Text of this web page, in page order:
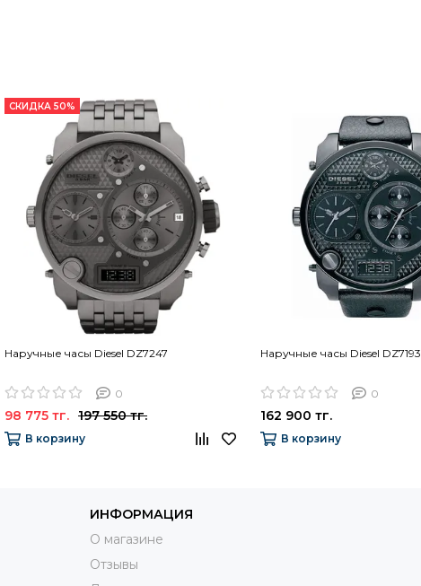
СКИДКА 50%
Наручные часы Diesel DZ7247
0
98 775 тг. 197 550 тг.
В корзину
Наручные часы Diesel DZ7193
0
162 900 тг.
В корзину
ИНФОРМАЦИЯ
О магазине
Отзывы